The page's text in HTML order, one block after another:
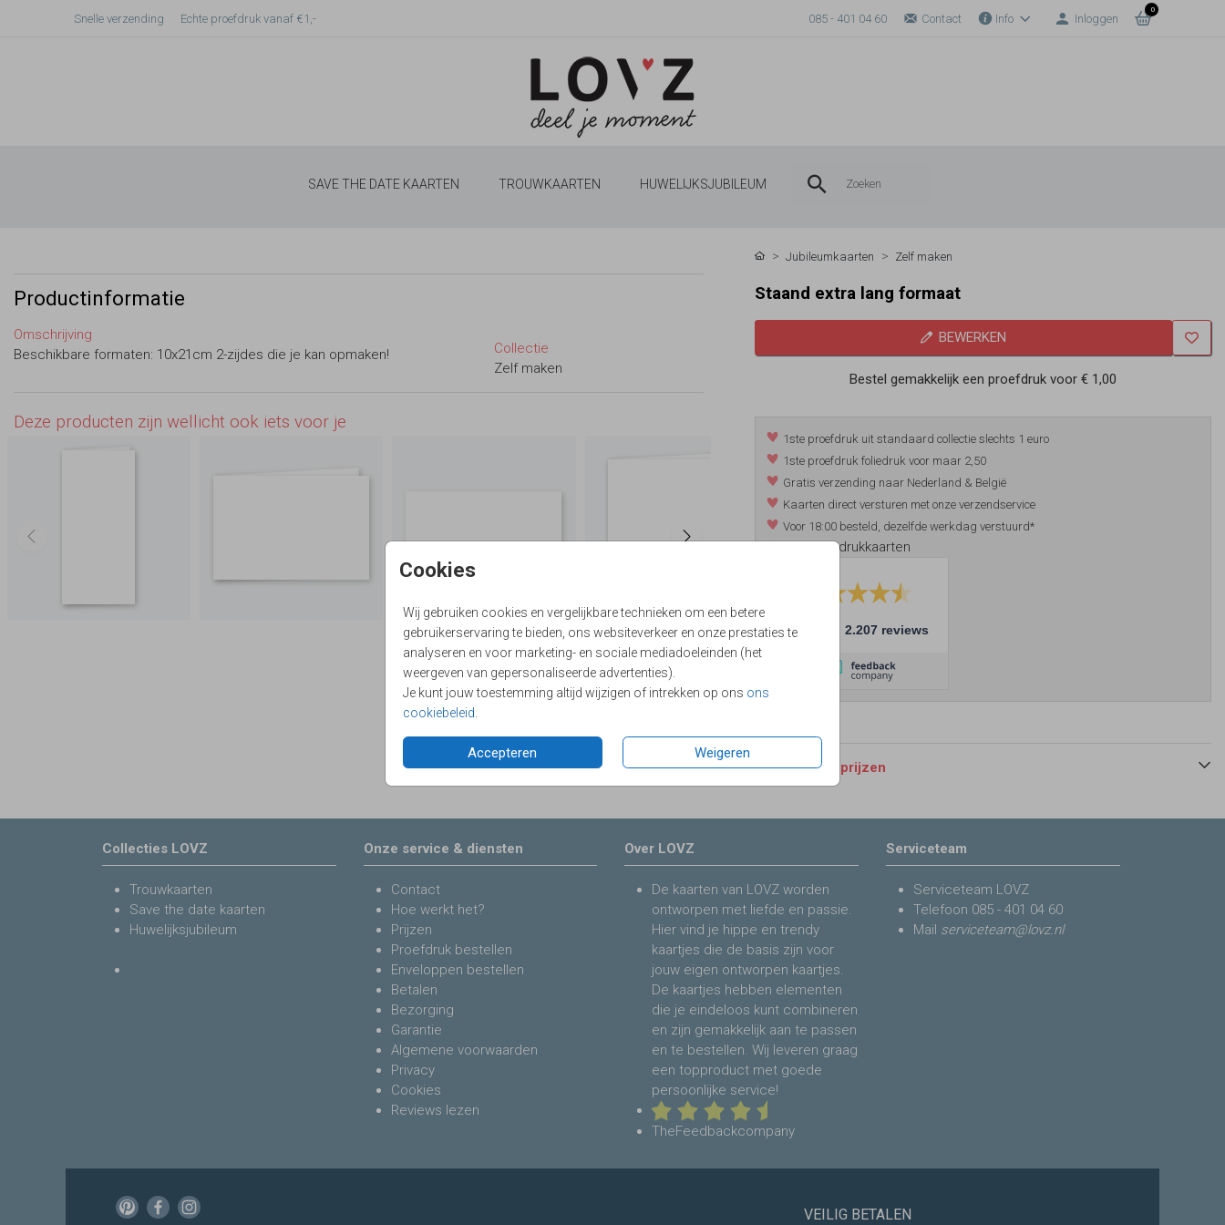
Snelle verzending Echte proefdruk vanaf €1,- 085 - 401 04 60 Contact Info Inloggen
0
SAVE THE DATE KAARTEN TROUWKAARTEN HUWELIJKSJUBILEUM
Cookies
Wij gebruiken cookies en vergelijkbare technieken om een betere
gebruikerservaring te bieden, ons websiteverkeer en onze prestaties te
analyseren en voor marketing- en sociale mediadoeleinden (het
weergeven van gepersonaliseerde advertenties).
Je kunt jouw toestemming altijd wijzigen of intrekken op ons ons
cookiebeleid
Accepteren Weigeren
Productinformatie
Omschrijving
Beschikbare formaten: 10x21cm 2-zijdes die je kan opmaken!
Collectie
Zelf maken
Deze producten zijn wellicht ook iets voor je
Jubileumkaarten Zelf maken
Staand extra lang formaat
BEWERKEN
Bestel gemakkelijk een proefdruk voor€ 1,00
1ste proefdruk uit standaard collectie slechts 1 euro
1ste proefdruk foliedruk voor maar 2,50
Gratis verzending naar Nederland & België
Kaarten direct versturen met onze verzendservice
Voor 18:00 besteld, dezelfde werkdag verstuurd*
*m.u.v. foliedrukkaarten
9.4 2.207 reviews
Formaten en prijzen
Collecties LOVZ
Trouwkaarten
Save the date kaarten
Huwelijksjubileum
Onze service & diensten
Contact
Hoe werkt het?
Prijzen
Proefdruk bestellen
Enveloppen bestellen
Betalen
Bezorging
Garantie
Algemene voorwaarden
Privacy
Cookies
Reviews lezen
Over LOVZ
De kaarten van LOVZ worden
ontworpen met liefde en passie.
Hier vind je hippe en trendy
kaartjes die de basis zijn voor
jouw eigen ontworpen kaartjes.
De kaartjes hebben elementen
die je eindeloos kunt combineren
en zijn gemakkelijk aan te passen
en te bestellen. Wij leveren graag
een topproduct met goede
persoonlijke service!
TheFeedbackcompany
Serviceteam
Serviceteam LOVZ
Telefoon 085 - 401 04 60
Mail serviceteam@lovz.nl
VEILIG BETALEN